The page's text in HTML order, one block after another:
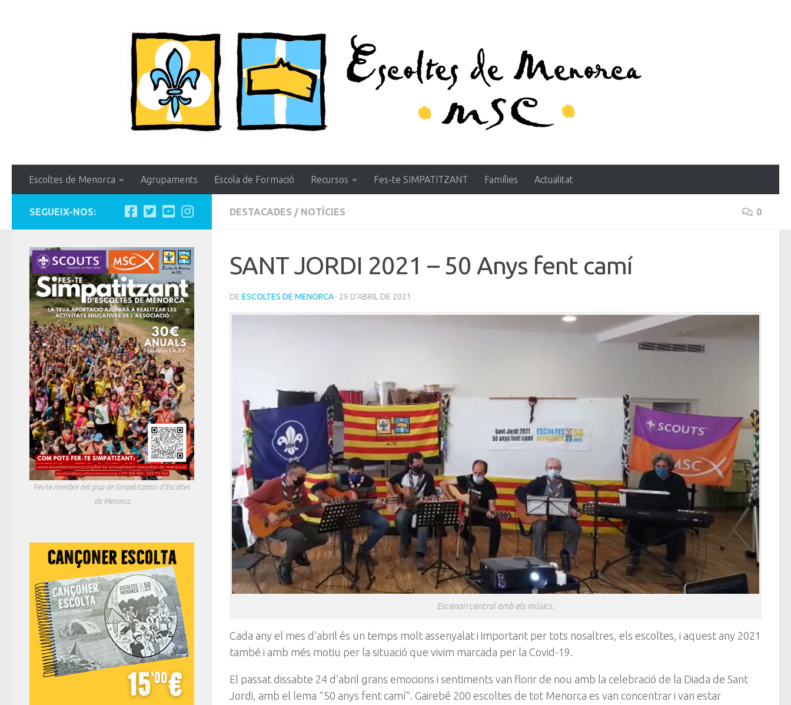
Escoltes de Menorca Agrupaments Escola de Formació Recursos Fes-te SIMPATITZANT Famílies Actualitat
DESTACADES / NOTÍCIES 0
SANT JORDI 2021 – 50 Anys fent camí
DE ESCOLTES DE MENORCA · 29 D'ABRIL DE 2021
Escenari central amb els músics.
Cada any el mes d’abril és un temps molt assenyalat i important per tots nosaltres, els escoltes, i aquest any 2021
també i amb més motiu per la situació que vivim marcada per la Covid-19.
El passat dissabte 24 d’abril grans emocions i sentiments van florir de nou amb la celebració de la Diada de Sant
Jordi, amb el lema “50 anys fent camí”. Gairebé 200 escoltes de tot Menorca es van concentrar i van estar
SEGUEIX-NOS:
Fes-te membre del grup de Simpatitzants d'Escoltes
de Menorca